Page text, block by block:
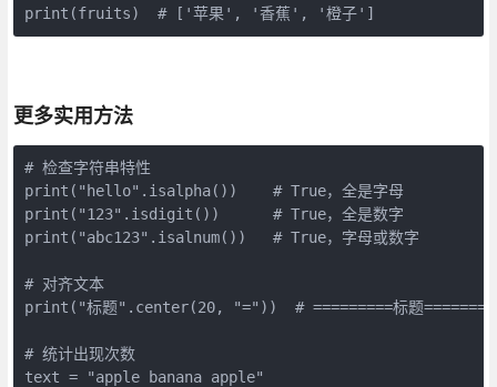
print(fruits)  # ['苹果', '香蕉', '橙子']
更多实用方法
# 检查字符串特性
print("hello".isalpha())    # True，全是字母
print("123".isdigit())      # True，全是数字
print("abc123".isalnum())   # True，字母或数字
# 对齐文本
print("标题".center(20, "="))  # =========标题
# 统计出现次数
text = "apple banana apple"